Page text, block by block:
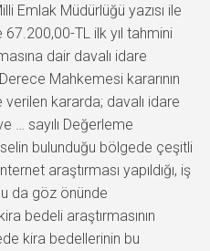
Emlak Müdürlüğü yazısı ile
TL ilk yıl tahmini
dair davalı idare
Mahkemesi kararının
kararda; davalı idare
… sayılı Değerleme
bulunduğu bölgede çeşitli
araştırması yapıldığı, iş
da göz önünde
bedeli araştırmasının
kira bedellerinin bu